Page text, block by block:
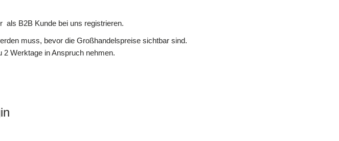
als B2B Kunde bei uns registrieren.
muss, bevor die Großhandelspreise sichtbar sind.
Werktage in Anspruch nehmen.